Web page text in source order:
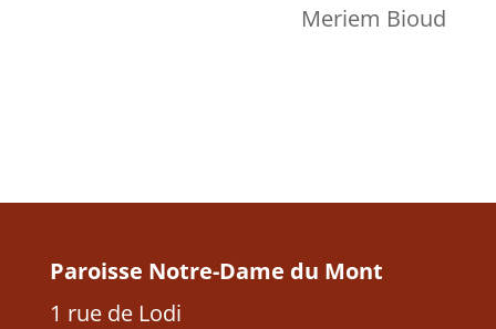
Meriem Bioud
Paroisse Notre-Dame du Mont
1 rue de Lodi